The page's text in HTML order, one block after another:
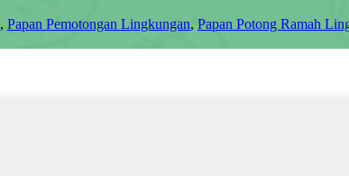
, Papan Pemotongan Lingkungan, Papan Potong Ramah